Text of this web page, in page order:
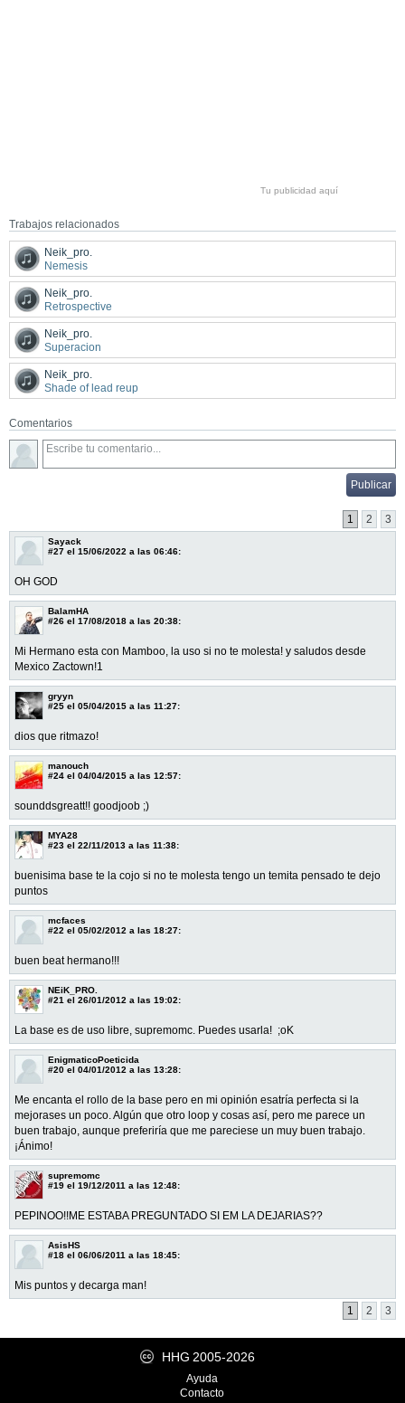
Tu publicidad aquí
Trabajos relacionados
Neik_pro.
Nemesis
Neik_pro.
Retrospective
Neik_pro.
Superacion
Neik_pro.
Shade of lead reup
Comentarios
1 2 3
Sayack
#27 el 15/06/2022 a las 06:46:
OH GOD
BalamHA
#26 el 17/08/2018 a las 20:38:
Mi Hermano esta con Mamboo, la uso si no te molesta! y saludos desde
Mexico Zactown!1
gryyn
#25 el 05/04/2015 a las 11:27:
dios que ritmazo!
manouch
#24 el 04/04/2015 a las 12:57:
sounddsgreatt!! goodjoob ;)
MYA28
#23 el 22/11/2013 a las 11:38:
buenisima base te la cojo si no te molesta tengo un temita pensado te dejo
puntos
mcfaces
#22 el 05/02/2012 a las 18:27:
buen beat hermano!!!
NEiK_PRO.
#21 el 26/01/2012 a las 19:02:
La base es de uso libre, supremomc. Puedes usarla! ;oK
EnigmaticoPoeticida
#20 el 04/01/2012 a las 13:28:
Me encanta el rollo de la base pero en mi opinión esatría perfecta si la
mejorases un poco. Algún que otro loop y cosas así, pero me parece un
buen trabajo, aunque preferiría que me pareciese un muy buen trabajo.
¡Ánimo!
supremomc
#19 el 19/12/2011 a las 12:48:
PEPINOO!!ME ESTABA PREGUNTADO SI EM LA DEJARIAS??
AsisHS
#18 el 06/06/2011 a las 18:45:
Mis puntos y decarga man!
1
2 3
HHG 2005-2026
Ayuda
Contacto